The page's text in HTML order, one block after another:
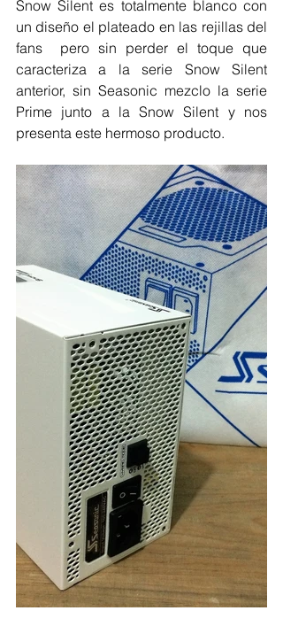
Snow Silent es totalmente blanco con
un diseño el plateado en las rejillas del
fans  pero sin perder el toque que
caracteriza a la serie Snow Silent
anterior, sin Seasonic mezclo la serie
Prime junto a la Snow Silent y nos
presenta este hermoso producto.